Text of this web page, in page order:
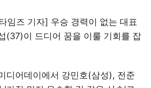
임즈 기자] 우승 경력이 없는 대표
(37)이 드디어 꿈을 이룰 기회를 잡
디어데이에서 강민호(삼성), 전준